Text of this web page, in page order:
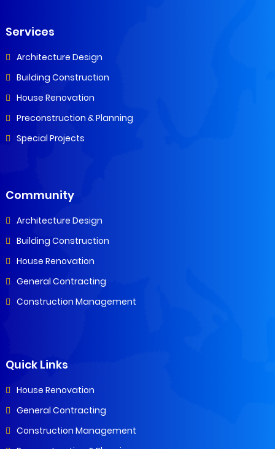
Services
Architecture Design
Building Construction
House Renovation
Preconstruction & Planning
Special Projects
Community
Architecture Design
Building Construction
House Renovation
General Contracting
Construction Management
Quick Links
House Renovation
General Contracting
Construction Management